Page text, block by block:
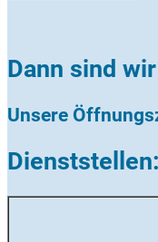
Dann sind
Unsere
Dienststellen: